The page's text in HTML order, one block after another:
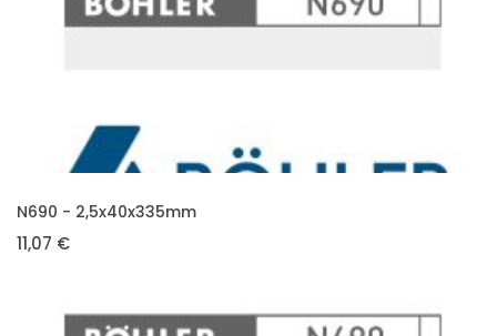
VLOŽIT DO KOŠÍKU
N690 - 2,5x40x335mm
11,07 €